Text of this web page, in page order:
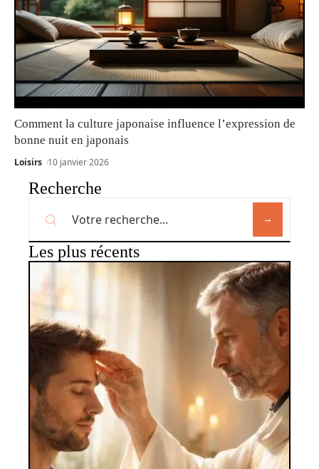
Comment la culture japonaise influence l’expression de
bonne nuit en japonais
Loisirs 10 janvier 2026
Recherche
Les plus récents